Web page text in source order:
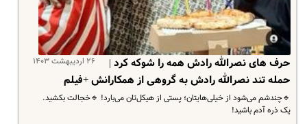
۲۶ اردیبهشت ۱۴۰۳
حرف های نصرالله رادش همه را شوکه کرد |
‌حمله تند نصرالله رادش به گروهی از همکارانش +فیلم
🔹چندشم می‌شود از خیلی‌هایتان؛ پستی از هیکل‌تان می‌بارد! 🔹خجالت بکشید.
یک ذره آدم باشید!